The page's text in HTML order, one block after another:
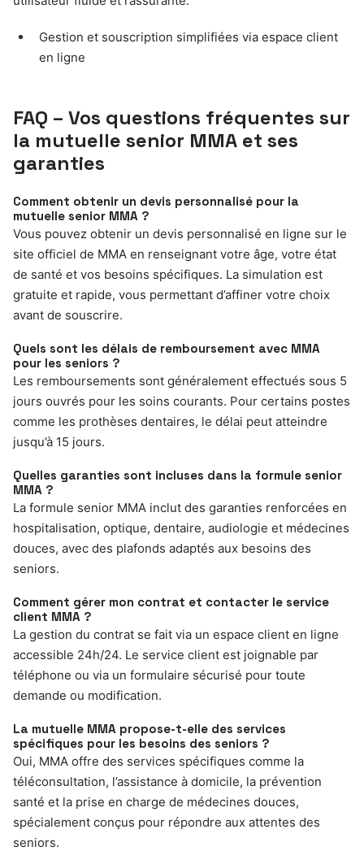
Gestion et souscription simplifiées via espace client
en ligne
FAQ – Vos questions fréquentes sur
la mutuelle senior MMA et ses
garanties
Comment obtenir un devis personnalisé pour la
mutuelle senior MMA ?
Vous pouvez obtenir un devis personnalisé en ligne sur le
site officiel de MMA en renseignant votre âge, votre état
de santé et vos besoins spécifiques. La simulation est
gratuite et rapide, vous permettant d’affiner votre choix
avant de souscrire.
Quels sont les délais de remboursement avec MMA
pour les seniors ?
Les remboursements sont généralement effectués sous 5
jours ouvrés pour les soins courants. Pour certains postes
comme les prothèses dentaires, le délai peut atteindre
jusqu’à 15 jours.
Quelles garanties sont incluses dans la formule senior
MMA ?
La formule senior MMA inclut des garanties renforcées en
hospitalisation, optique, dentaire, audiologie et médecines
douces, avec des plafonds adaptés aux besoins des
seniors.
Comment gérer mon contrat et contacter le service
client MMA ?
La gestion du contrat se fait via un espace client en ligne
accessible 24h/24. Le service client est joignable par
téléphone ou via un formulaire sécurisé pour toute
demande ou modification.
La mutuelle MMA propose-t-elle des services
spécifiques pour les besoins des seniors ?
Oui, MMA offre des services spécifiques comme la
téléconsultation, l’assistance à domicile, la prévention
santé et la prise en charge de médecines douces,
spécialement conçus pour répondre aux attentes des
seniors.